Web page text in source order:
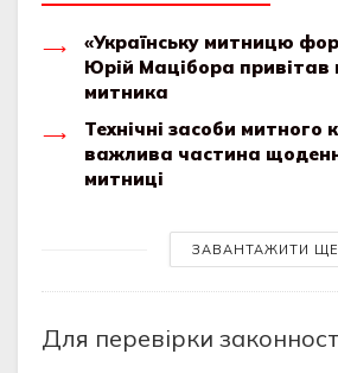
«Українську митницю
Юрій Мацібора привітав
митника
Технічні засоби митного
важлива частина
митниці
ЗАВАНТАЖИТИ ЩЕ
Для перевірки